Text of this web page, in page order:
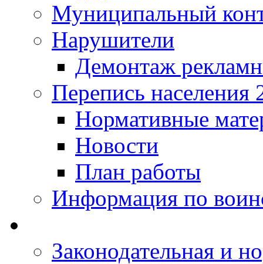
Муниципальный
Нарушители
Демонтаж
Перепись населения
Нормативные
Новости
План работы
Информация по
Законодательная и